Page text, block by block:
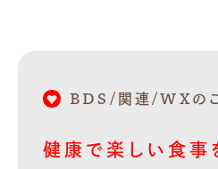
BDS/関連/WXの
健康で楽しい食事